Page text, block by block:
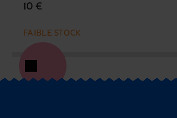
10 €
FAIBLE STOCK